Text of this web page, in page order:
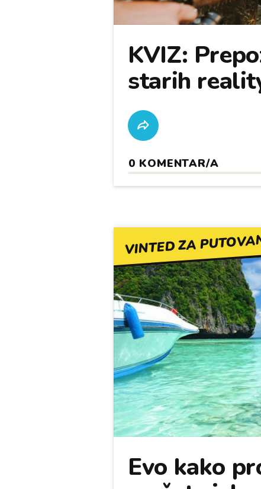
KVIZ:
starih
0 KOMENTAR/A
VINTED ZA
Evo kako